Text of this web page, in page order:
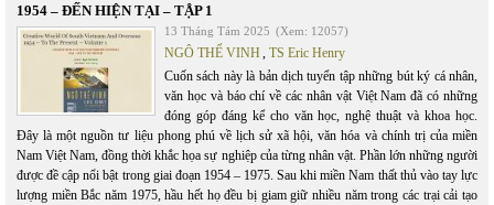
1954 – ĐẾN HIỆN TẠI – TẬP 1
13 Tháng Tám 2025 (Xem: 12057)
NGÔ THẾ VINH, TS Eric Henry
Cuốn sách này là bản dịch tuyển tập những bút ký cá nhân,
văn học và báo chí về các nhân vật Việt Nam đã có những
đóng góp đáng kể cho văn học, nghệ thuật và khoa học.
Đây là một nguồn tư liệu phong phú về lịch sử xã hội, văn hóa và chính trị của miền
Nam Việt Nam, đồng thời khắc họa sự nghiệp của từng nhân vật. Phần lớn những người
được đề cập nổi bật trong giai đoạn 1954 – 1975. Sau khi miền Nam thất thủ vào tay lực
lượng miền Bắc năm 1975, hầu hết họ đều bị giam giữ nhiều năm trong các trại cải tạo